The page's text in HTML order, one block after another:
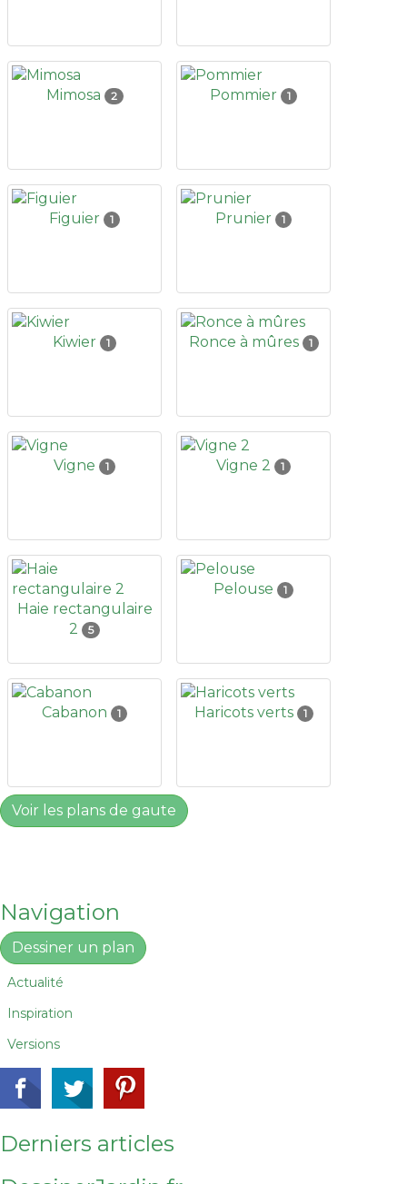
Mimosa 2 Pommier 1
Figuier 1 Prunier 1
Kiwier 1 Ronce à mûres 1
Vigne 1 Vigne 2 1
Haie rectangulaire
2
5
Pelouse 1
Cabanon 1 Haricots verts 1
Voir les plans de gaute
Navigation
Dessiner un plan
Actualité
Inspiration
Versions
Derniers articles